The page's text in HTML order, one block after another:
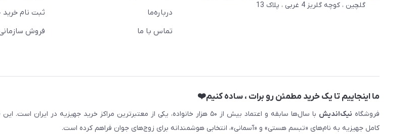
گلچین ، کوچه گلریز 4 غربی ، پلاک 13
درباره‌ما
تماس با ما
ثبت نام خرید
فروش
ما اینجاییم تا یک خرید مطمئن رو برات ، ساده کنیم❤️
فروشگاه نیک‌اندیش
با سال‌ها سابقه و اعتماد بیش از ۵۰ هزار خانواده، یکی از معتبرترین مراکز خرید جهیزیه در
کامل جهیزیه به نام‌های «تبسم هستی» و «آسمانی»، انتخابی هوشمندانه برای زوج‌های جوان فراهم کرده است.